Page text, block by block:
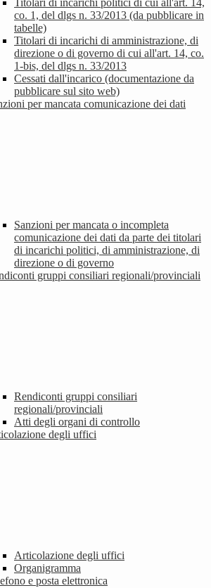
Titolari di incarichi politici di cui all'art. 14,
co. 1, del dlgs n. 33/2013 (da pubblicare in
tabelle)
Titolari di incarichi di amministrazione, di
direzione o di governo di cui all'art. 14, co.
1-bis, del dlgs n. 33/2013
Cessati dall'incarico (documentazione da
pubblicare sul sito web)
per mancata comunicazione dei dati
Sanzioni per mancata o incompleta
comunicazione dei dati da parte dei titolari
di incarichi politici, di amministrazione, di
direzione o di governo
gruppi consiliari regionali/provinciali
Rendiconti gruppi consiliari
regionali/provinciali
Atti degli organi di controllo
degli uffici
Articolazione degli uffici
Organigramma
e posta elettronica